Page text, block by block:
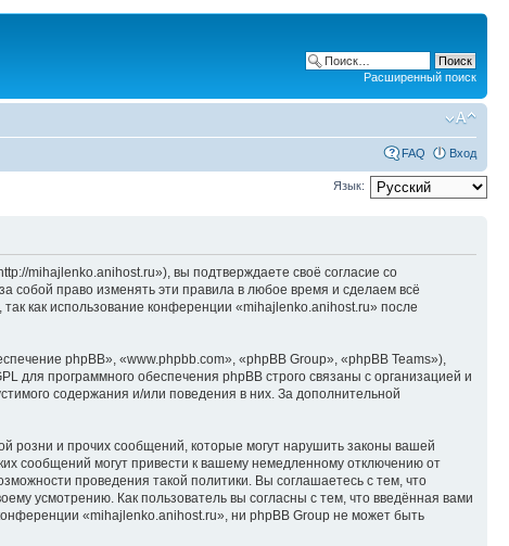
Расширенный поиск
FAQ Вход
Язык:
mihajlenko.anihost.ru»), вы подтверждаете своё согласие со
право изменять эти правила в любое время и сделаем всё
как использование конференции «mihajlenko.anihost.ru» после
phpBB», «www.phpbb.com», «phpBB Group», «phpBB Teams»),
для программного обеспечения phpBB строго связаны с организацией и
содержания и/или поведения в них. За дополнительной
розни и прочих сообщений, которые могут нарушить законы вашей
сообщений могут привести к вашему немедленному отключению от
проведения такой политики. Вы соглашаетесь с тем, что
усмотрению. Как пользователь вы согласны с тем, что введённая вами
«mihajlenko.anihost.ru», ни phpBB Group не может быть